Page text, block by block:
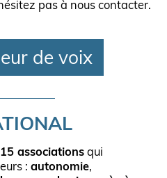
pas à nous contacter.
de voix
15 associations qui
: autonomie,